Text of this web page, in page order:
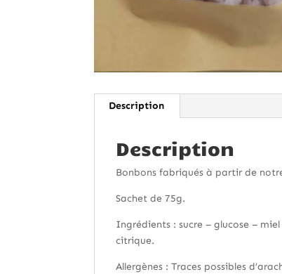
Description
Description
Bonbons fabriqués à partir de
Sachet de 75g.
Ingrédients : sucre – glucose –
citrique.
Allergènes : Traces possibles